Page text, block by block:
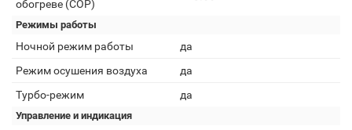
обогреве (COP)
Режимы работы
Ночной режим работы
да
Режим осушения воздуха
да
Турбо-режим
да
Управление и индикация